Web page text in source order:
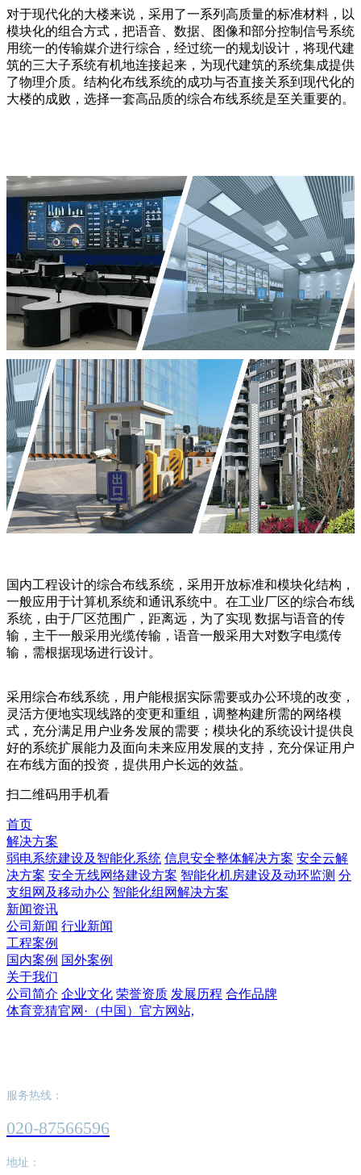
对于现代化的大楼来说，采用了一系列高质量的标准材料，以
模块化的组合方式，把语音、数据、图像和部分控制信号系统
用统一的传输媒介进行综合，经过统一的规划设计，将现代建
筑的三大子系统有机地连接起来，为现代建筑的系统集成提供
了物理介质。结构化布线系统的成功与否直接关系到现代化的
大楼的成败，选择一套高品质的综合布线系统是至关重要的。
国内工程设计的综合布线系统，采用开放标准和模块化结构，
一般应用于计算机系统和通讯系统中。在工业厂区的综合布线
系统，由于厂区范围广，距离远，为了实现 数据与语音的传
输，主干一般采用光缆传输，语音一般采用大对数字电缆传
输，需根据现场进行设计。
采用综合布线系统，用户能根据实际需要或办公环境的改变，
灵活方便地实现线路的变更和重组，调整构建所需的网络模
式，充分满足用户业务发展的需要；模块化的系统设计提供良
好的系统扩展能力及面向未来应用发展的支持，充分保证用户
在布线方面的投资，提供用户长远的效益。
扫二维码用手机看
首页
解决方案
弱电系统建设及智能化系统 信息安全整体解决方案 安全云解
决方案 安全无线网络建设方案 智能化机房建设及动环监测 分
支组网及移动办公 智能化组网解决方案
新闻资讯
公司新闻 行业新闻
工程案例
国内案例 国外案例
关于我们
公司简介 企业文化 荣誉资质 发展历程 合作品牌
体育竞猜官网·（中国）官方网站,
服务热线：
020-87566596
地址：